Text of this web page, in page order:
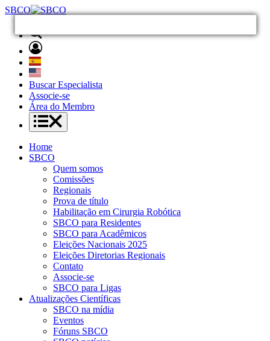
SBCO
Buscar Especialista
Associe-se
Área do Membro
Home
SBCO
Quem somos
Comissões
Regionais
Prova de título
Habilitação em Cirurgia Robótica
SBCO para Residentes
SBCO para Acadêmicos
Eleições Nacionais 2025
Eleições Diretorias Regionais
Contato
Associe-se
SBCO para Ligas
Atualizações Científicas
SBCO na mídia
Eventos
Fóruns SBCO